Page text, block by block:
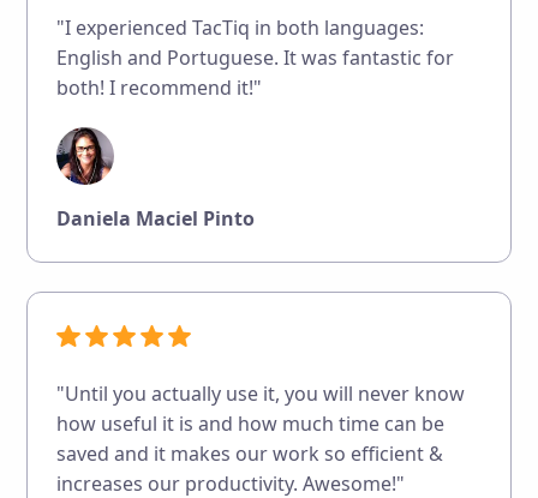
"I experienced TacTiq in both languages:
English and Portuguese. It was fantastic for
both! I recommend it!"
Daniela Maciel Pinto
"Until you actually use it, you will never know
how useful it is and how much time can be
saved and it makes our work so efficient &
increases our productivity. Awesome!"